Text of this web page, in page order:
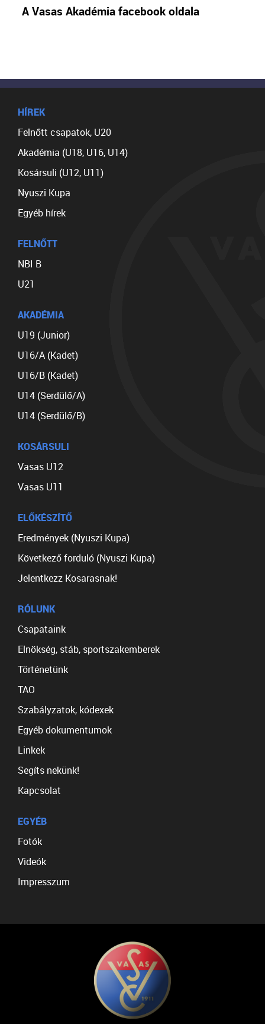
A Vasas Akadémia facebook oldala
HÍREK
Felnőtt csapatok, U20
Akadémia (U18, U16, U14)
Kosársuli (U12, U11)
Nyuszi Kupa
Egyéb hírek
FELNŐTT
NBI B
U21
AKADÉMIA
U19 (Junior)
U16/A (Kadet)
U16/B (Kadet)
U14 (Serdülő/A)
U14 (Serdülő/B)
KOSÁRSULI
Vasas U12
Vasas U11
ELŐKÉSZÍTŐ
Eredmények (Nyuszi Kupa)
Következő forduló (Nyuszi Kupa)
Jelentkezz Kosarasnak!
RÓLUNK
Csapataink
Elnökség, stáb, sportszakemberek
Történetünk
TAO
Szabályzatok, kódexek
Egyéb dokumentumok
Linkek
Segíts nekünk!
Kapcsolat
EGYÉB
Fotók
Videók
Impresszum